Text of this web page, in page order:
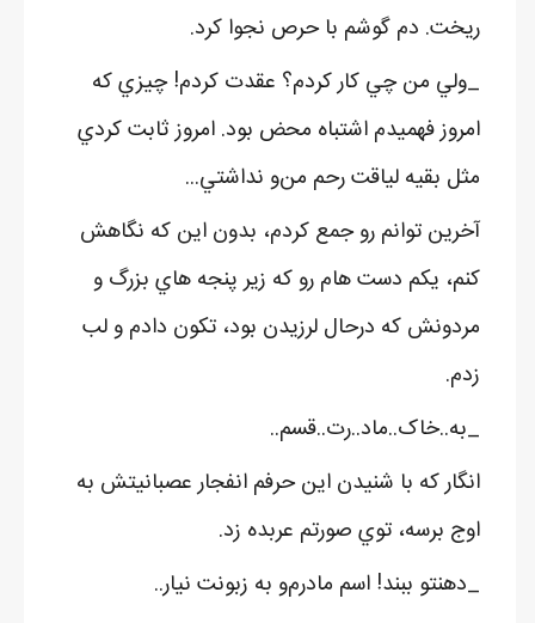
ريخت. دم گوشم با حرص نجوا کرد.
_ولي من چي کار کردم؟ عقدت کردم! چيزي که
امروز فهميدم اشتباه محض بود. امروز ثابت کردي
مثل بقيه لياقت رحم من‌و نداشتي...
آخرين توانم رو جمع کردم، بدون اين که نگاهش
کنم، يکم دست هام رو که زير پنجه هاي بزرگ و
مردونش که درحال لرزيدن بود، تکون دادم و لب
زدم.
_به..خاک..ماد..رت..قسم..
انگار که با شنيدن اين حرفم انفجار عصبانيتش به
اوج برسه، توي صورتم عربده زد.
_دهنتو ببند! اسم مادرم‌و به زبونت نيار..